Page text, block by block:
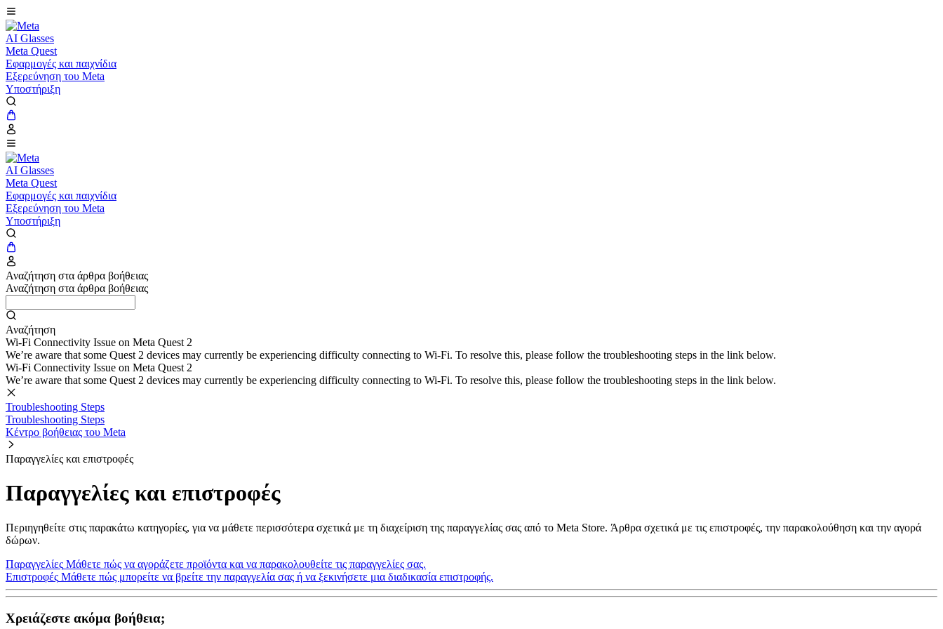
AI Glasses
Meta Quest
Εφαρμογές και παιχνίδια
Εξερεύνηση του Meta
Υποστήριξη
AI Glasses
Meta Quest
Εφαρμογές και παιχνίδια
Εξερεύνηση του Meta
Υποστήριξη
Αναζήτηση στα άρθρα βοήθειας
Αναζήτηση στα άρθρα βοήθειας
Αναζήτηση
Wi-Fi Connectivity Issue on Meta Quest 2
We’re aware that some Quest 2 devices may currently be experiencing difficulty connecting to Wi-Fi. To resolve this, please follow the troubleshooting steps in the link below.
Wi-Fi Connectivity Issue on Meta Quest 2
We’re aware that some Quest 2 devices may currently be experiencing difficulty connecting to Wi-Fi. To resolve this, please follow the troubleshooting steps in the link below.
Troubleshooting Steps
Troubleshooting Steps
Κέντρο βοήθειας του Meta
Παραγγελίες και επιστροφές
Παραγγελίες και επιστροφές
Περιηγηθείτε στις παρακάτω κατηγορίες, για να μάθετε περισσότερα σχετικά με τη διαχείριση της παραγγελίας σας από το Meta Store. Άρθρα σχετικά με τις επιστροφές, την παρακολούθηση και την αγορά
δώρων.
Παραγγελίες Μάθετε πώς να αγοράζετε προϊόντα και να παρακολουθείτε τις παραγγελίες σας.
Επιστροφές Μάθετε πώς μπορείτε να βρείτε την παραγγελία σας ή να ξεκινήσετε μια διαδικασία επιστροφής.
Χρειάζεστε ακόμα βοήθεια;